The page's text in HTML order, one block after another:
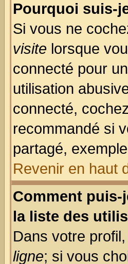
Pourquoi suis-
Si vous ne
visite lorsque
connecté pour
utilisation
connecté,
recommandé si
partagé,
Revenir en haut
Comment
la liste des
Dans votre
ligne; si vous